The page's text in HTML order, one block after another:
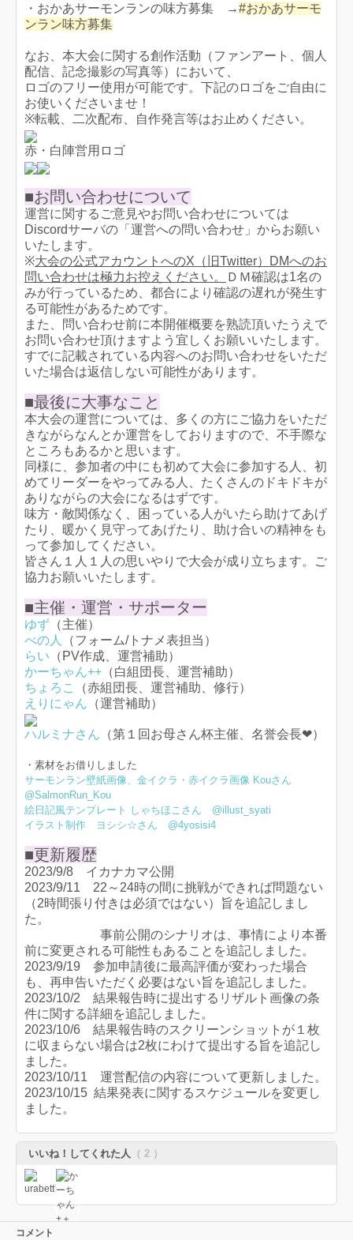
・おかあサーモンランの味方募集 →#おかあサーモ
ンラン味方募集
なお、本大会に関する創作活動（ファンアート、個人
配信、記念撮影の写真等）において、
ロゴのフリー使用が可能です。下記のロゴをご自由に
お使いくださいませ！
※転載、二次配布、自作発言等はお止めください。
赤・白陣営用ロゴ
■お問い合わせについて
運営に関するご意見やお問い合わせについては
Discordサーバの「運営への問い合わせ」からお願い
いたします。
※大会の公式アカウントへのX（旧Twitter）DMへのお
問い合わせは極力お控えください。
ＤＭ確認は1名の
みが行っているため、都合により確認の遅れが発生す
る可能性があるためです。
また、問い合わせ前に本開催概要を熟読頂いたうえで
お問い合わせ頂けますよう宜しくお願いいたします。
すでに記載されている内容へのお問い合わせをいただ
いた場合は返信しない可能性があります。
■最後に大事なこと
本大会の運営については、多くの方にご協力をいただ
きながらなんとか運営をしておりますので、不手際な
ところもあるかと思います。
同様に、参加者の中にも初めて大会に参加する人、初
めてリーダーをやってみる人、たくさんのドキドキが
ありながらの大会になるはずです。
味方・敵関係なく、困っている人がいたら助けてあげ
たり、暖かく見守ってあげたり、助け合いの精神をも
って参加してください。
皆さん１人１人の思いやりで大会が成り立ちます。ご
協力お願いいたします。
■主催・運営・サポーター
ゆず （主催）
べの人
（フォーム/トナメ表担当）
らい （PV作成、運営補助）
かーちゃん++ （白組団長、運営補助）
ちょろこ
（赤組団長、運営補助、修行）
えりにゃん （運営補助）
ハルミナさん （第１回お母さん杯主催、名誉会長❤）
・素材をお借りしました
サーモンラン壁紙画像、金イクラ・赤イクラ画像 Kouさん
@SalmonRun_Kou
絵日記風テンプレート しゃちほこさん @illust_syati
イラスト制作 ヨシシ☆さん @4yosisi4
■更新履歴
2023/9/8 イカナカマ公開
2023/9/11 22～24時の間に挑戦ができれば問題ない
（2時間張り付きは必須ではない）旨を追記しまし
た。
事前公開のシナリオは、事情により本番
前に変更される可能性もあることを追記しました。
2023/9/19 参加申請後に最高評価が変わった場合
も、再申告いただく必要はない旨を追記しました。
2023/10/2 結果報告時に提出するリザルト画像の条
件に関する詳細を追記しました。
2023/10/6 結果報告時のスクリーンショットが１枚
に収まらない場合は2枚にわけて提出する旨を追記し
ました。
2023/10/11 運営配信の内容について更新しました。
2023/10/15 結果発表に関するスケジュールを変更し
ました。
いいね！してくれた人 （ 2 ）
コメント